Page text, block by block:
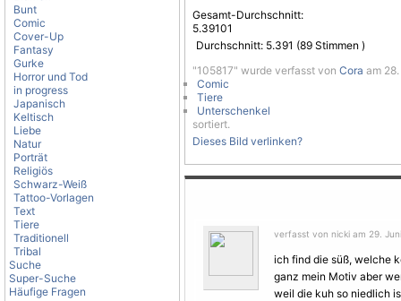
Bunt
Comic
Cover-Up
Fantasy
Gurke
Horror und Tod
in progress
Japanisch
Keltisch
Liebe
Natur
Porträt
Religiös
Schwarz-Weiß
Tattoo-Vorlagen
Text
Tiere
Traditionell
Tribal
Suche
Super-Suche
Häufige Fragen
Gesamt-Durchschnitt:
5.39101
Durchschnitt: 5.391 (89 Stimmen )
"105817" wurde verfasst von Cora am
Comic
Tiere
Unterschenkel
sortiert.
Dieses Bild verlinken?
verfasst von nicki am 29.
ich find die süß, welche
ganz mein Motiv aber
weil die kuh so niedlich